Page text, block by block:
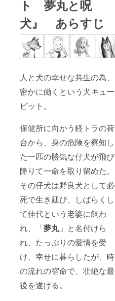
ト 夢丸と呪
犬』 あらすじ
人と犬の幸せな共生の為、
密かに働くという犬キュー
ピット。
保健所に向かう軽トラの荷
台から、身の危険を察知し
た一匹の勝気な仔犬が飛び
降りて一命を取り留めた。
その仔犬は野良犬として必
死で生き延び、しばらくし
て佳代という老婆に飼わ
れ、「夢丸」と名付けら
れ、たっぷりの愛情を受
け、幸せに暮らしたが、時
の流れの宿命で、壮絶な最
後を遂げる。